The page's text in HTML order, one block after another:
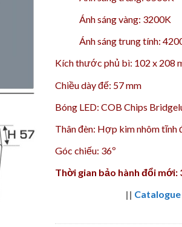
Ánh sáng vàng: 3200K
Ánh sáng trung tính:
Kích thước phủ bì: 102 x 208
Chiều dày đế: 57 mm
Bóng LED: COB Chips
Thân đèn: Hợp kim nhôm tĩnh
Góc chiếu: 36º
Thời gian bảo hành đổi mới:
|| Catalogue